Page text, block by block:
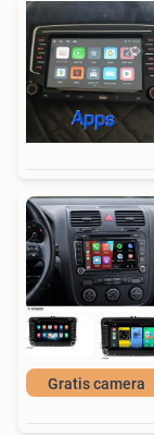
Gratis camera